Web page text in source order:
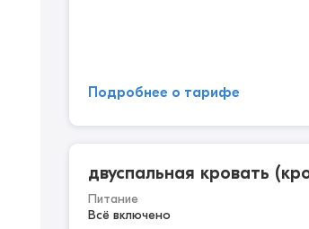
Подробнее о тарифе
двуспальная кровать
Питание
Всё включено